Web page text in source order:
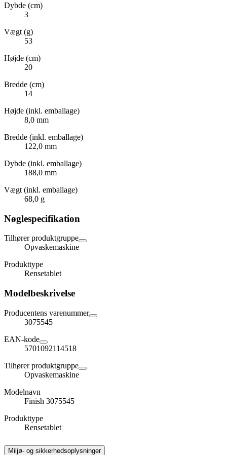
Dybde (cm)
3
Vægt (g)
53
Højde (cm)
20
Bredde (cm)
14
Højde (inkl. emballage)
8,0 mm
Bredde (inkl. emballage)
122,0 mm
Dybde (inkl. emballage)
188,0 mm
Vægt (inkl. emballage)
68,0 g
Nøglespecifikation
Tilhører produktgruppe
Opvaskemaskine
Produkttype
Rensetablet
Modelbeskrivelse
Producentens varenummer
3075545
EAN-kode
5701092114518
Tilhører produktgruppe
Opvaskemaskine
Modelnavn
Finish 3075545
Produkttype
Rensetablet
Miljø- og sikkerhedsoplysninger